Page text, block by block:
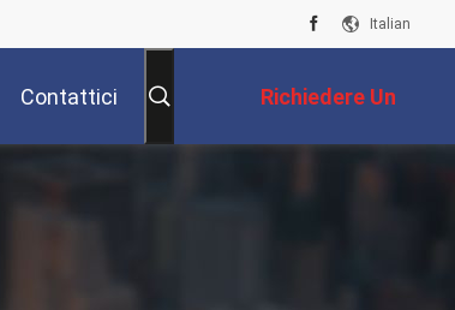
Italian
Contattici Richiedere Un
Preventivo